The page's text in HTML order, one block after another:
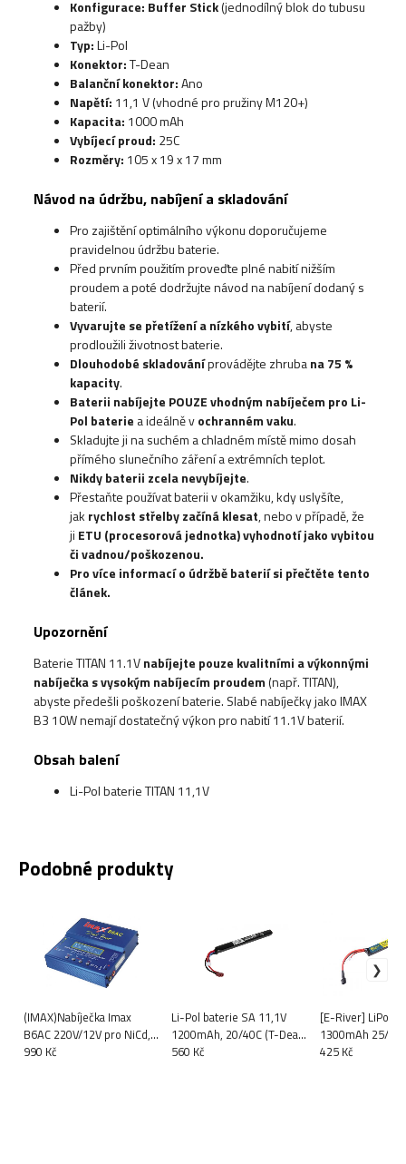
Konfigurace: Buffer Stick(jednodílný blok do tubusu
pažby)
Typ:Li-Pol
Konektor:T-Dean
Balanční konektor:Ano
Napětí: 11,1 V (vhodné pro pružiny M120+)
Kapacita: 1000 mAh
Vybíjecí proud: 25C
Rozměry: 105 x 19 x 17 mm
Návod na údržbu, nabíjení a skladování
Pro zajištění optimálního výkonu doporučujeme
pravidelnou údržbu baterie.
Před prvním použitím proveďte plné nabití nižším
proudem a poté dodržujte návod na nabíjení dodaný s
baterií.
Vyvarujte se přetížení a nízkého vybití, abyste
prodloužili životnost baterie.
Dlouhodobé skladováníprovádějte zhrubana 75 %
kapacity.
Baterii nabíjejte POUZE vhodným nabíječem pro Li-
Pol baterie a ideálně vochranném vaku.
Skladujte ji na suchém a chladném místě mimo dosah
přímého slunečního záření a extrémních teplot.
Nikdy baterii zcela nevybíjejte.
Přestaňte používat baterii v okamžiku, kdy uslyšíte,
jak rychlost střelby začíná klesat, nebo v případě, že
ji ETU (procesorová jednotka) vyhodnotí jako vybitou
či vadnou/poškozenou.
Pro více informací o údržbě baterií si přečtěte tento
článek.
Upozornění
Baterie TITAN 11.1Vnabíjejte pouze kvalitními a výkonnými
nabíječka s vysokým nabíjecím proudem (např. TITAN),
abyste předešli poškození baterie. Slabé nabíječky jako IMAX
B3 10W nemají dostatečný výkon pro nabití 11.1V baterií.
Obsah balení
Li-Pol baterie TITAN 11,1V
Podobné produkty
(IMAX)Nabíječka Imax
B6AC 220V/12V pro NiCd,
NiMH, Li-Pol, Li-Ion, LiFe,
990 Kč
Li-Pol baterie SA 11,1V
1200mAh, 20/40C (T-Dean)
- Stick (jednodílná)
560 Kč
[E-River] LiPo
1300mAh 25/
425 Kč